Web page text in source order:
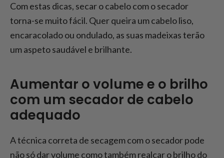
Com estas dicas, secar o cabelo com o secador
torna-se muito fácil. Quer queira um cabelo liso,
encaracolado ou ondulado, as suas madeixas terão
um aspeto saudável e brilhante.
Aumentar o volume e o brilho
com um secador de cabelo
adequado
A técnica correta de secagem com o secador pode
não só dar volume como também realçar o brilho do